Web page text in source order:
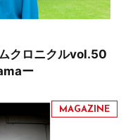
クロニクルvol.50
ー